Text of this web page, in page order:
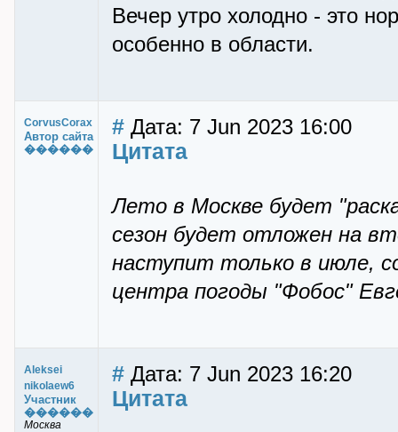
Вечер утро холодно - это
особенно в области.
CorvusCorax
Автор сайта
������
# Дата: 7 Jun 2023 16:00
Цитата
Лето в Москве будет
сезон будет отложен на
наступит только в июле,
центра погоды "Фобос"
Aleksei
nikolaew6
Участник
������
Москва
# Дата: 7 Jun 2023 16:20
Цитата